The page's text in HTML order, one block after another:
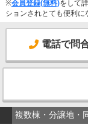
※会員登録(無料)をして
ションされとても便利に
電話で問
複数棟・分譲地・